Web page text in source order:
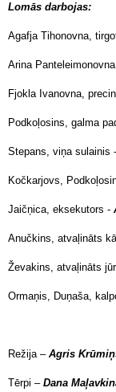
Lomās darbojas:
Agafja Tihonovna,
Arina
Fjokla Ivanovna,
Podkoļosins, galma
Stepans, viņa sulainis -
Kočkarjovs,
Jaičņica, eksekutors -
Anučkins, atvaļināts
Ževakins, atvaļināts
Ormaņis, Duņaša,
Režija – Agris
Tērpi – Dana